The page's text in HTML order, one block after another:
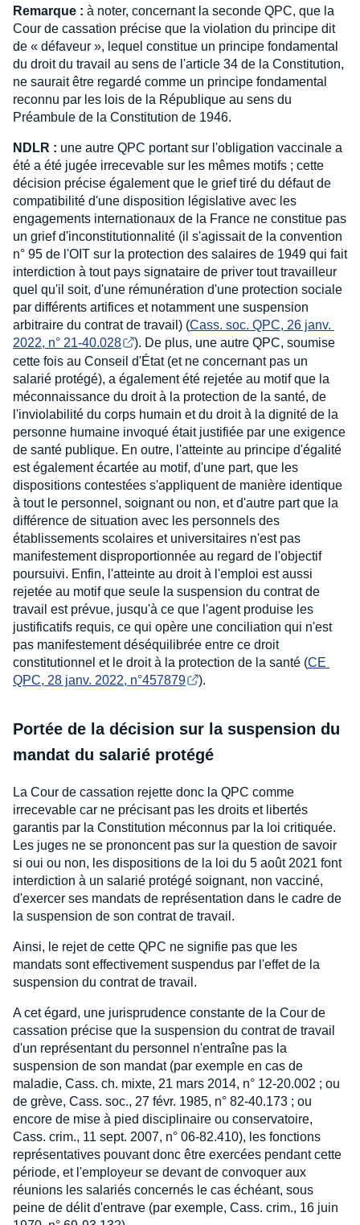
Remarque : à noter, concernant la seconde QPC, que la
Cour de cassation précise que la violation du principe dit
de « défaveur », lequel constitue un principe fondamental
du droit du travail au sens de l'article 34 de la Constitution,
ne saurait être regardé comme un principe fondamental
reconnu par les lois de la République au sens du
Préambule de la Constitution de 1946.
NDLR : une autre QPC portant sur l'obligation vaccinale a
été a été jugée irrecevable sur les mêmes motifs ; cette
décision précise également que le grief tiré du défaut de
compatibilité d'une disposition législative avec les
engagements internationaux de la France ne constitue pas
un grief d'inconstitutionnalité (il s'agissait de la convention
n° 95 de l'OIT sur la protection des salaires de 1949 qui fait
interdiction à tout pays signataire de priver tout travailleur
quel qu'il soit, d'une rémunération d'une protection sociale
par différents artifices et notamment une suspension
arbitraire du contrat de travail) (Cass. soc. QPC, 26 janv.
2022, n° 21-40.028
). De plus, une autre QPC, soumise
cette fois au Conseil d'État (et ne concernant pas un
salarié protégé), a également été rejetée au motif que la
méconnaissance du droit à la protection de la santé, de
l'inviolabilité du corps humain et du droit à la dignité de la
personne humaine invoqué était justifiée par une exigence
de santé publique. En outre, l'atteinte au principe d'égalité
est également écartée au motif, d'une part, que les
dispositions contestées s'appliquent de manière identique
à tout le personnel, soignant ou non, et d'autre part que la
différence de situation avec les personnels des
établissements scolaires et universitaires n'est pas
manifestement disproportionnée au regard de l'objectif
poursuivi. Enfin, l'atteinte au droit à l'emploi est aussi
rejetée au motif que seule la suspension du contrat de
travail est prévue, jusqu'à ce que l'agent produise les
justificatifs requis, ce qui opère une conciliation qui n'est
pas manifestement déséquilibrée entre ce droit
constitutionnel et le droit à la protection de la santé (CE
QPC, 28 janv. 2022, n°457879
).
Portée de la décision sur la suspension du
mandat du salarié protégé
La Cour de cassation rejette donc la QPC comme
irrecevable car ne précisant pas les droits et libertés
garantis par la Constitution méconnus par la loi critiquée.
Les juges ne se prononcent pas sur la question de savoir
si oui ou non, les dispositions de la loi du 5 août 2021 font
interdiction à un salarié protégé soignant, non vacciné,
d'exercer ses mandats de représentation dans le cadre de
la suspension de son contrat de travail.
Ainsi, le rejet de cette QPC ne signifie pas que les
mandats sont effectivement suspendus par l'effet de la
suspension du contrat de travail.
A cet égard, une jurisprudence constante de la Cour de
cassation précise que la suspension du contrat de travail
d'un représentant du personnel n'entraîne pas la
suspension de son mandat (par exemple en cas de
maladie, Cass. ch. mixte, 21 mars 2014, n° 12-20.002 ; ou
de grève, Cass. soc., 27 févr. 1985, n° 82-40.173 ; ou
encore de mise à pied disciplinaire ou conservatoire,
Cass. crim., 11 sept. 2007, n° 06-82.410), les fonctions
représentatives pouvant donc être exercées pendant cette
période, et l'employeur se devant de convoquer aux
réunions les salariés concernés le cas échéant, sous
peine de délit d'entrave (par exemple, Cass. crim., 16 juin